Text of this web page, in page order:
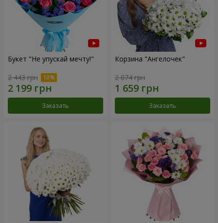
Букет "Не упускай мечту!"
2 443 грн
Заказать
Корзина "Ангелочек"
2 074 грн
Заказать